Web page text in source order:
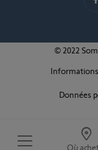
Où
© 2022
Données